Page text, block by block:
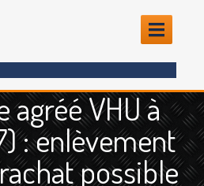
agréé VHU à
: enlèvement
possible